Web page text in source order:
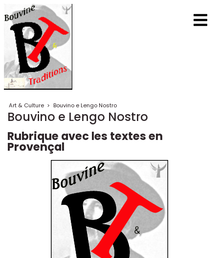
Art & Culture > Bouvino e Lengo Nostro
Bouvino e Lengo Nostro
Rubrique avec les textes en
Provençal